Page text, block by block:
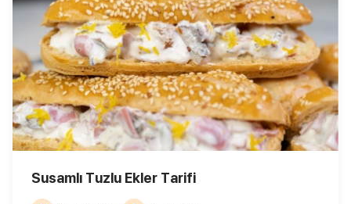
Susamlı Tuzlu Ekler Tarifi